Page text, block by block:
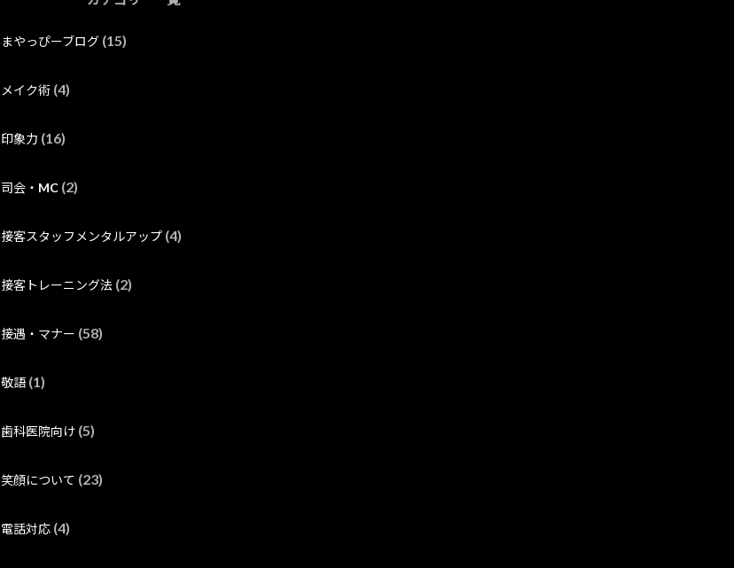
まやっぴーブログ (15)
メイク術 (4)
印象力 (16)
司会・MC (2)
接客スタッフメンタルアップ (4)
接客トレーニング法 (2)
接遇・マナー (58)
敬語(1)
歯科医院向け (5)
笑顔について (23)
電話対応 (4)